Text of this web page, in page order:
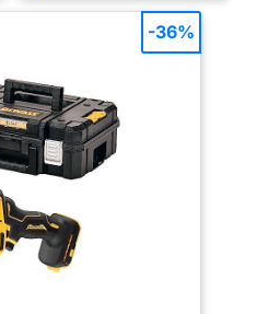
biseaux 45 dans les deux sens
Système de changement de
lame sans clé breveté rapide et
en T (Remarque : la lame n'est
pas incluse et est vendue
séparément) Mécanisme de
contrepoids antivibration
breveté et poignée en
caoutchouc pour un
-36%